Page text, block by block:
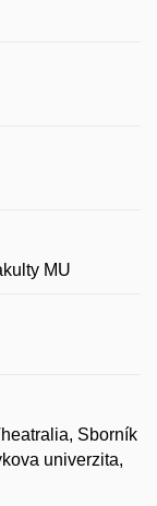
MU
Sborník
univerzita,